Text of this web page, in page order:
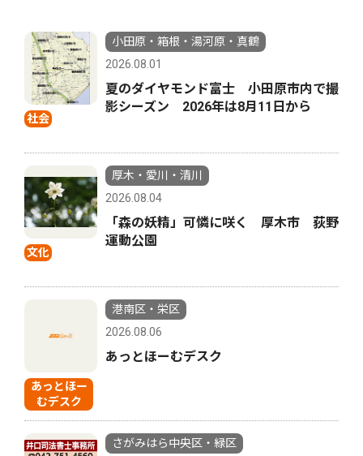
社会
小田原・箱根・湯河原・真鶴
2026.08.01
夏のダイヤモンド富士 小田原市内で撮
影シーズン 2026年は8月11日から
文化
厚木・愛川・清川
2026.08.04
「森の妖精」可憐に咲く 厚木市 荻野
運動公園
あっとほー
むデスク
港南区・栄区
2026.08.06
あっとほーむデスク
さがみはら中央区・緑区